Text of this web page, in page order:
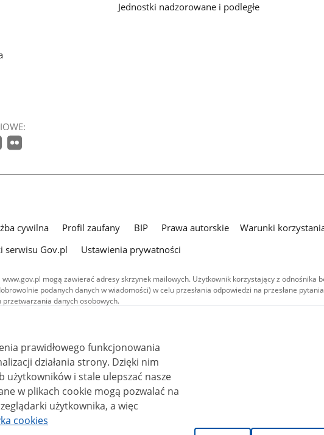
Jednostki nadzorowane i podległe
cywilna Profil zaufany BIP Prawa autorskie Warunki
serwisu Gov.pl
Ustawienia prywatności
mogą zawierać adresy skrzynek mailowych. Użytkownik korzystający z
podanych danych w wiadomości) w celu przesłania odpowiedzi na przesłane
danych osobowych.
publikowane w serwisie (z wyłączeniem treści audiowizualnych), są
licencji typu Creative Commons: uznanie autorstwa - na tych samych
(CC BY-SA 4.0). Materiały audiowizualne, w tym zdjęcia, materiały audio i wideo,
na licencji typu Creative Commons: uznanie autorstwa użycie niekomercyjne -
4.0 (CC BY-NC-ND 4.0), o ile nie jest to stwierdzone inaczej.
prawidłowego funkcjonowania
strony. Dzięki nim
i stale ulepszać nasze
użytkownika, a więc
cookies